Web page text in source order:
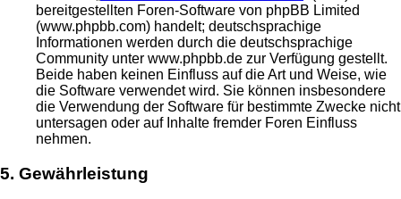
bereitgestellten Foren-Software von phpBB Limited
(www.phpbb.com) handelt; deutschsprachige
Informationen werden durch die deutschsprachige
Community unter www.phpbb.de zur Verfügung gestellt.
Beide haben keinen Einfluss auf die Art und Weise, wie
die Software verwendet wird. Sie können insbesondere
die Verwendung der Software für bestimmte Zwecke nicht
untersagen oder auf Inhalte fremder Foren Einfluss
nehmen.
5. Gewährleistung